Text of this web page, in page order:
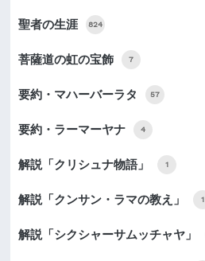
聖者の生涯 824
菩薩道の虹の宝飾 7
要約・マハーバーラタ 57
要約・ラーマーヤナ 4
解説「クリシュナ物語」 1
解説「クンサン・ラマの教え」 1
解説「シクシャーサムッチャヤ」